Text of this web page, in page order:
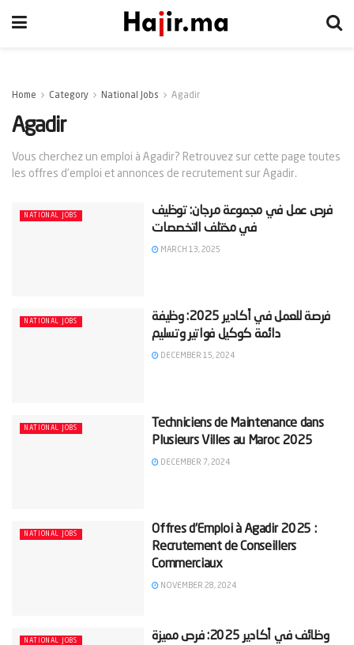
Home Category National Jobs Agadir
Agadir
Vous cherchez un emploi à Agadir? Retrouvez sur cette page toutes
les offres d'emploi et annonces de recrutement sur Agadir.
NATIONAL JOBS
‫فرص عمل في مجموعة مرجان: توظيف
في مختلف التخصصات‬
MARCH 13, 2025
NATIONAL JOBS
‫فرصة للعمل في أكادير 2025: وظيفة
دائمة كوكيل فواتير وتسليم‬
DECEMBER 15, 2024
NATIONAL JOBS
Techniciens de Maintenance dans
Plusieurs Villes au Maroc 2025
DECEMBER 7, 2024
NATIONAL JOBS
Offres d’Emploi à Agadir 2025 :
Recrutement de Conseillers
Commerciaux
NOVEMBER 28, 2024
NATIONAL JOBS
‫وظائف في أكادير 2025: فرص مميزة